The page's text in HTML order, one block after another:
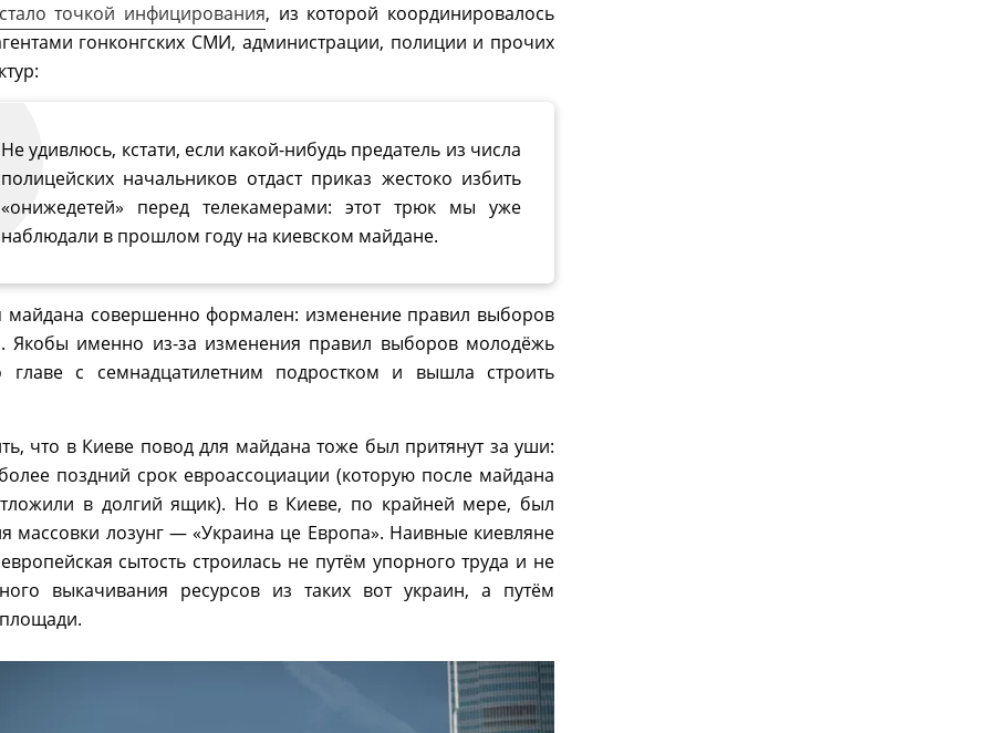
стало точкой инфицирования, из которой координировалось
гонконгских СМИ, администрации, полиции и прочих
Не удивлюсь, кстати, если какой-нибудь предатель из числа
полицейских начальников отдаст приказ жестоко избить
«онижедетей» перед телекамерами: этот трюк мы уже
наблюдали в прошлом году на киевском майдане.
майдана совершенно формален: изменение правил выборов
Якобы именно из-за изменения правил выборов молодёжь
главе с семнадцатилетним подростком и вышла строить
что в Киеве повод для майдана тоже был притянут за уши:
поздний срок евроассоциации (которую после майдана
в долгий ящик). Но в Киеве, по крайней мере, был
массовки лозунг — «Украина це Европа». Наивные киевляне
сытость строилась не путём упорного труда и не
выкачивания ресурсов из таких вот украин, а путём